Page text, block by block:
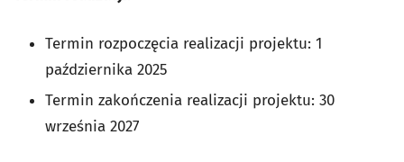
Termin rozpoczęcia realizacji projektu: 1
października 2025
Termin zakończenia realizacji projektu: 30
września 2027